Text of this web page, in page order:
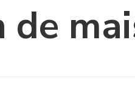
de